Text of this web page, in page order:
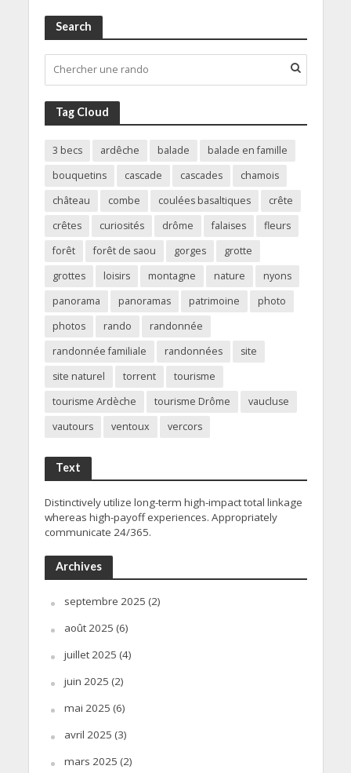
Search
Tag Cloud
3 becs ardêche balade
balade en famille
bouquetins
cascade cascades
chamois
château
combe coulées basaltiques
crête
crêtes
curiosités drôme falaises
fleurs
forêt
forêt de saou gorges
grotte
grottes
loisirs montagne nature
nyons
panorama
panoramas patrimoine
photo
photos
rando
randonnée
randonnée familiale
randonnées
site
site naturel
torrent
tourisme
tourisme Ardèche
tourisme Drôme
vaucluse
vautours
ventoux vercors
Text
Distinctively utilize long-term high-impact total linkage
whereas high-payoff experiences. Appropriately
communicate 24/365.
Archives
septembre 2025 (2)
août 2025 (6)
juillet 2025 (4)
juin 2025 (2)
mai 2025 (6)
avril 2025 (3)
mars 2025 (2)